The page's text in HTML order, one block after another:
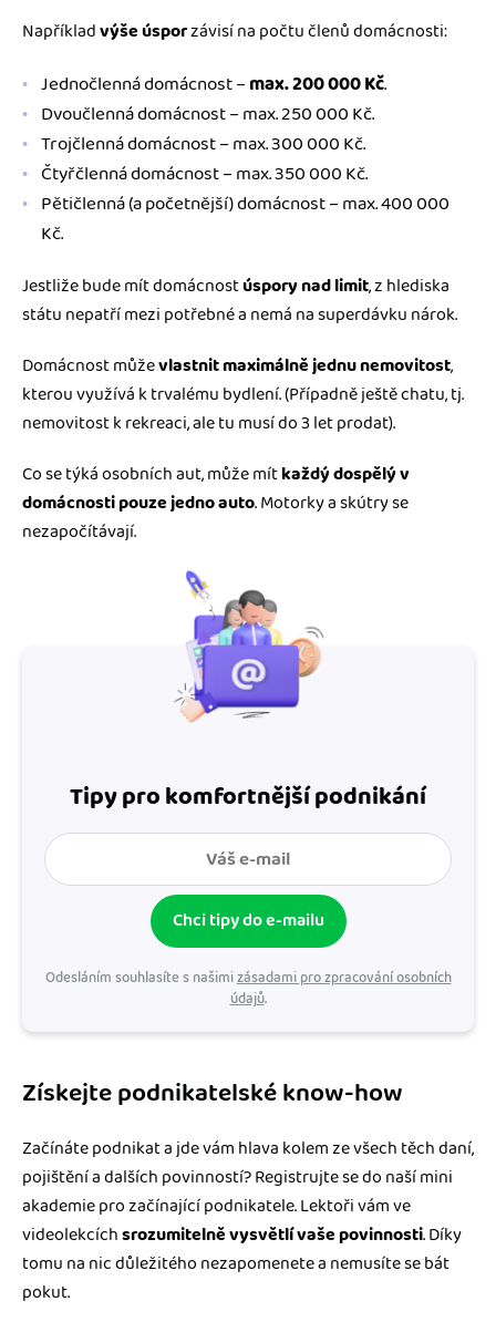
Napříkladvýše úsporzávisí na počtu členů domácnosti:
Jednočlenná domácnost –max. 200 000 Kč.
Dvoučlenná domácnost – max. 250 000 Kč.
Trojčlenná domácnost – max. 300 000 Kč.
Čtyřčlenná domácnost – max. 350 000 Kč.
Pětičlenná (a početnější) domácnost – max. 400 000
Kč.
Jestliže bude mít domácnostúspory nad limit, z hlediska
státu nepatří mezi potřebné a nemá na superdávku nárok.
Domácnost můževlastnit maximálně jednu nemovitost,
kterou využívá k trvalému bydlení. (Případně ještě chatu, tj.
nemovitost k rekreaci, ale tu musí do 3 let prodat).
Co se týká osobních aut, může mítkaždý dospělý v
domácnosti pouze jedno auto. Motorky a skútry se
nezapočítávají.
Tipy pro komfortnější podnikání
Chci tipy do e-mailu
Odesláním souhlasíte s našimizásadami pro zpracování osobních
údajů.
Získejte podnikatelské know-how
Začínáte podnikat a jde vám hlava kolem ze všech těch daní,
pojištění a dalších povinností? Registrujte se do naší mini
akademie pro začínající podnikatele. Lektoři vám ve
videolekcíchsrozumitelně vysvětlí vaše povinnosti. Díky
tomu na nic důležitého nezapomenete a nemusíte se bát
pokut.